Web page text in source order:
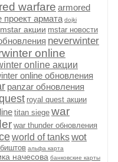
warfare armored
проект армата dojki
mstar акции mstar новости
neverwinter
online
online акции
online обновления
panzar обновления
royal quest акции
titan siege war
war thunder обновления
world of tankswot
альфа карта
начесова банковские карты